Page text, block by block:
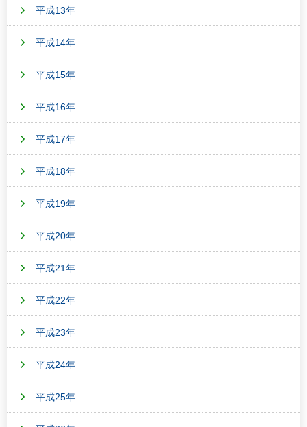
平成13年
平成14年
平成15年
平成16年
平成17年
平成18年
平成19年
平成20年
平成21年
平成22年
平成23年
平成24年
平成25年